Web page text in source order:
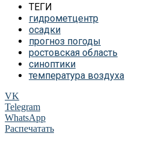
ТЕГИ
гидрометцентр
осадки
прогноз погоды
ростовская область
синоптики
температура воздуха
VK
Telegram
WhatsApp
Распечатать